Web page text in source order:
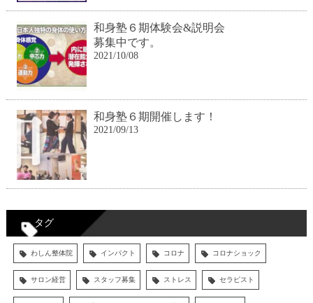
和身塾６期体験会&説明会
募集中です。
2021/10/08
和身塾６期開催します！
2021/09/13
タグ
わしん整体院 インパクト コロナ コロナショック
サロン経営 スタッフ募集 ストレス セラピスト